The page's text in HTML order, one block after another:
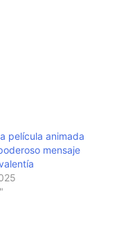
película animada
mensaje